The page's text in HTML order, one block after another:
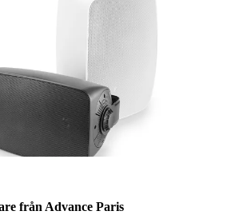
från Advance Paris